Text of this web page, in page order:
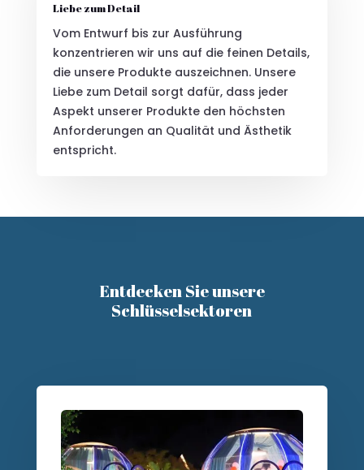
Liebe zum Detail
Vom Entwurf bis zur Ausführung
konzentrieren wir uns auf die feinen Details,
die unsere Produkte auszeichnen. Unsere
Liebe zum Detail sorgt dafür, dass jeder
Aspekt unserer Produkte den höchsten
Anforderungen an Qualität und Ästhetik
entspricht.
Entdecken Sie unsere
Schlüsselsektoren